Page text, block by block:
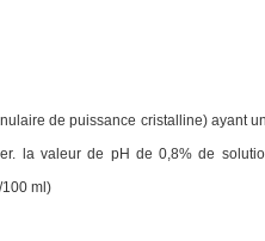
de puissance cristalline) ayant
la valeur de pH de 0,8% de
ml)